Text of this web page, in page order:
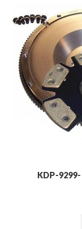
KDP-